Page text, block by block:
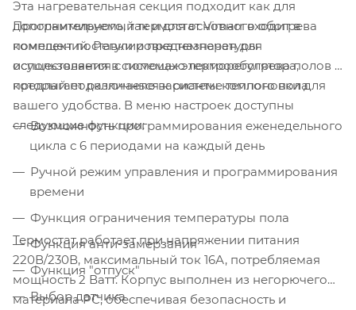
Эта нагревательная секция подходит как для
дополнительного, так и для основного обогрева
помещений. Регулировка температуры
осуществляется с помощью терморегулятора,
который подключается к системе теплого пола.
Программируемый термостат Vimarr входит в
комплект поставки и предназначен для
использования в системах электрообогрева полов и
предлагает различные варианты компоновки для
вашего удобства. В меню настроек доступны
следующие функции:
Возможность программирования еженедельного
цикла с 6 периодами на каждый день
Ручной режим управления и программирования
времени
Функция ограничения температуры пола
Функция анти-замерзания
Функция "отпуск"
Выбор датчика
Термостат работает при напряжении питания
220В/230В, максимальный ток 16А, потребляемая
мощность 2 Ватт. Корпус выполнен из негорючего
материала PC, обеспечивая безопасность и